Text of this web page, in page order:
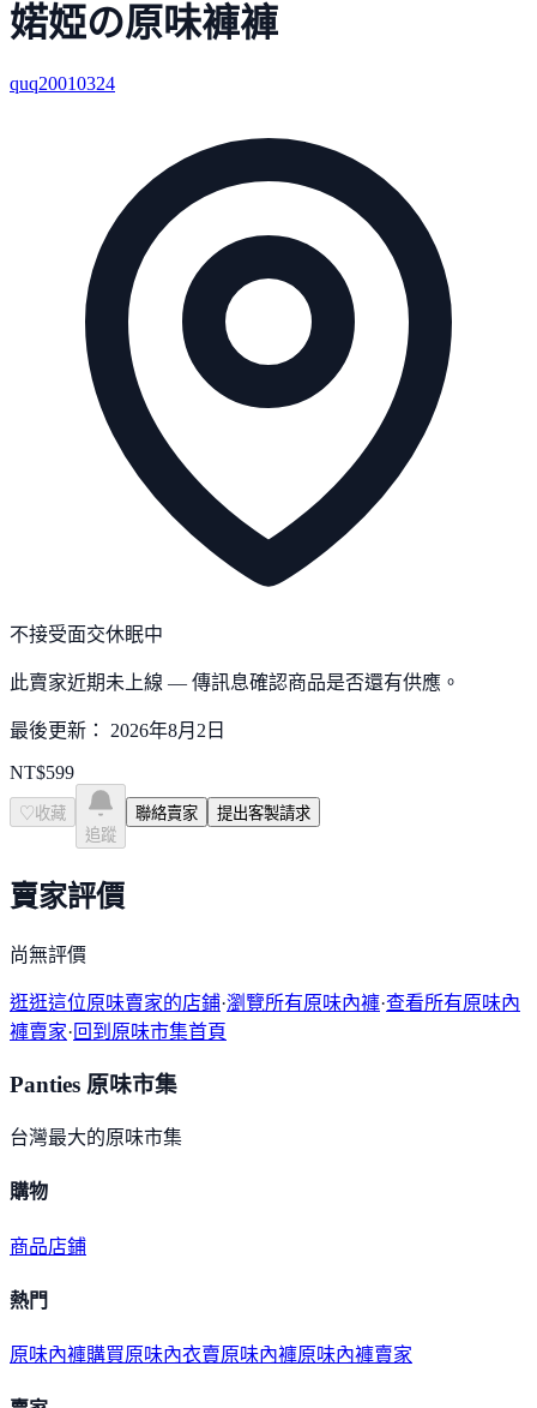
婼婭の原味褲褲
quq20010324
不接受面交休眠中
此賣家近期未上線 — 傳訊息確認商品是否還有供應。
最後更新： 2026年8月2日
NT$599
♡ 收藏
追蹤
聯絡賣家 提出客製請求
賣家評價
尚無評價
逛逛這位原味賣家的店鋪·瀏覽所有原味內褲·查看所有原味內
褲賣家·回到原味市集首頁
Panties 原味市集
台灣最大的原味市集
購物
商品店鋪
熱門
原味內褲購買原味內衣賣原味內褲原味內褲賣家